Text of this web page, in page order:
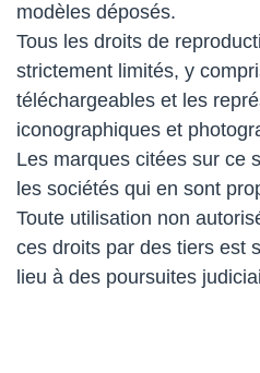
modèles déposés.
Tous les droits de
strictement limités, y
téléchargeables et les
iconographiques et
Les marques citées sur ce
les sociétés qui en sont
Toute utilisation non
ces droits par des tiers est
lieu à des poursuites